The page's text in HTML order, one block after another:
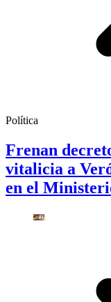
Política
Frenan
vitalicia a
en el